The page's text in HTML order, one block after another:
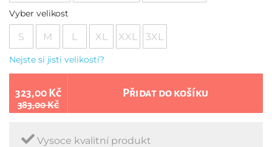
Vyber velikost
S M L XL XXL 3XL
Nejste si jisti velikostí?
323,00 Kč
383,00 Kč
Přidat do košíku
Vysoce kvalitní produkt